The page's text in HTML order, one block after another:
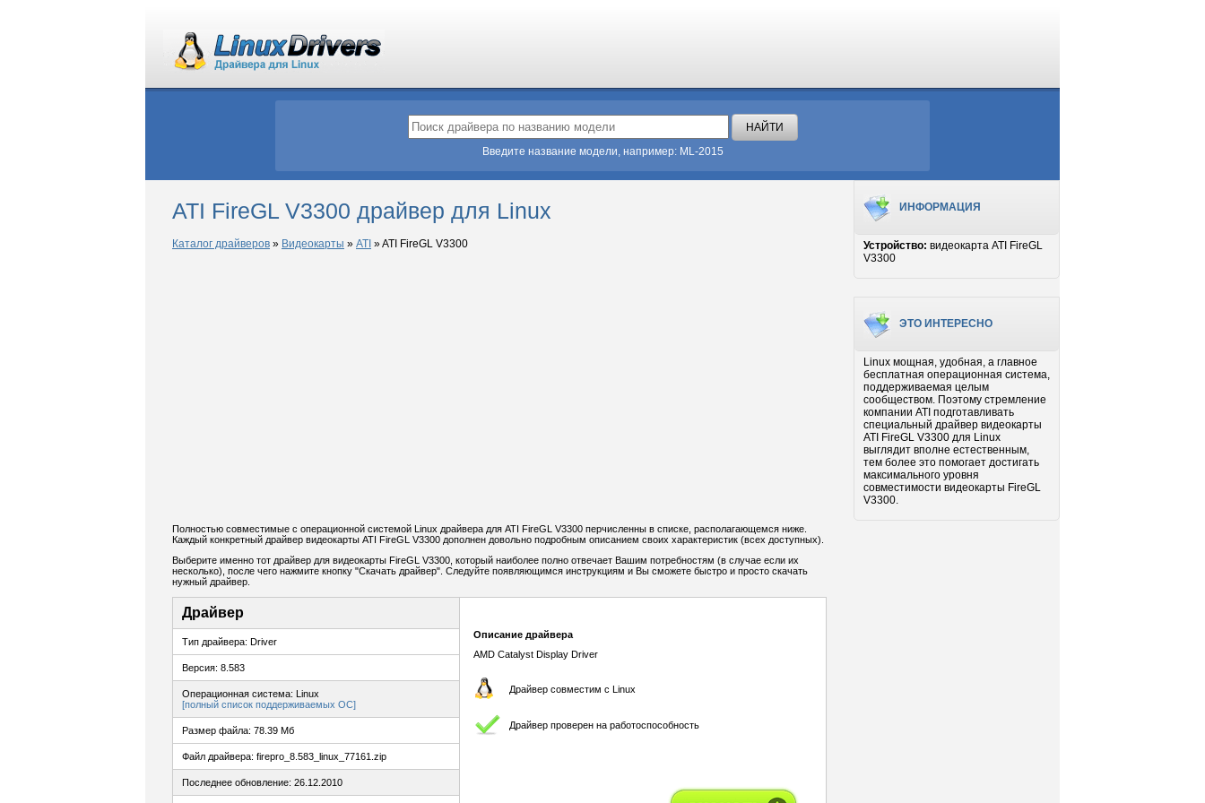
Введите название модели, например: ML-2015
ATI FireGL V3300 драйвер для Linux
Каталог драйверов » Видеокарты » ATI »ATI FireGL V3300
Полностью совместимые с операционной системой Linux драйвера для ATI FireGL V3300 перчисленны в списке, располагающемся ниже.
Каждый конкретный драйвер видеокарты ATI FireGL V3300 дополнен довольно подробным описанием своих характеристик (всех доступных).
Выберите именно тот драйвер для видеокарты FireGL V3300, который наиболее полно отвечает Вашим потребностям (в случае если их
несколько), после чего нажмите кнопку "Скачать драйвер". Следуйте появляющимся инструкциям и Вы сможете быстро и просто скачать
нужный драйвер.
Драйвер
Тип драйвера: Driver
Версия: 8.583
Операционная система: Linux
[полный список поддерживаемых ОС]
Размер файла: 78.39 Мб
Файл драйвера: firepro_8.583_linux_77161.zip
Последнее обновление: 26.12.2010
Описание драйвера
AMD Catalyst Display Driver
Драйвер совместим с Linux
Драйвер проверен на работоспособность
ИНФОРМАЦИЯ
Устройство: видеокарта ATI FireGL
V3300
ЭТО ИНТЕРЕСНО
Linux мощная, удобная, а главное
бесплатная операционная система,
поддерживаемая целым
сообществом. Поэтому стремление
компании ATI подготавливать
специальный драйвер видеокарты
ATI FireGL V3300 для Linux
выглядит вполне естественным,
тем более это помогает достигать
максимального уровня
совместимости видеокарты FireGL
V3300.